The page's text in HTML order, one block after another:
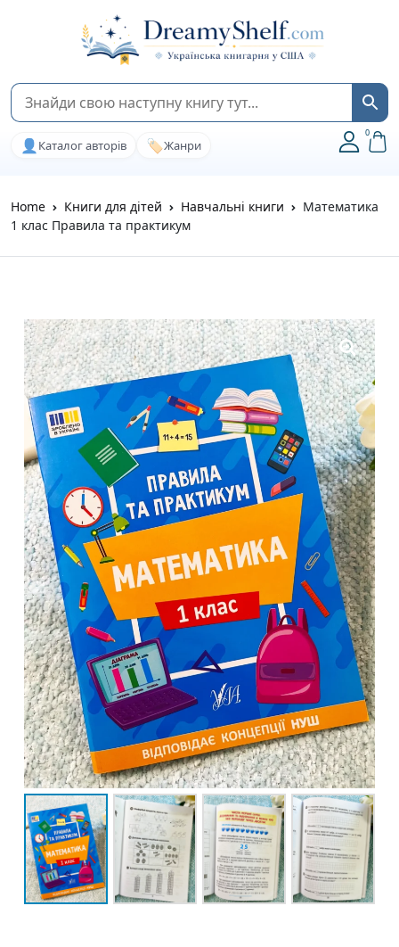
👤 Каталог авторів 🏷️Жанри
0
Home Книги для дітей Навчальні книги
Математика
1 клас Правила та практикум